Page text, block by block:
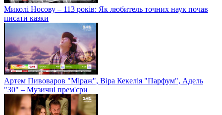
Миколі Носову – 113 років: Як любитель точних наук почав
писати казки
Артем Пивоваров "Міраж", Віра Кекелія "Парфум", Адель
"30" – Музичні прем'єри